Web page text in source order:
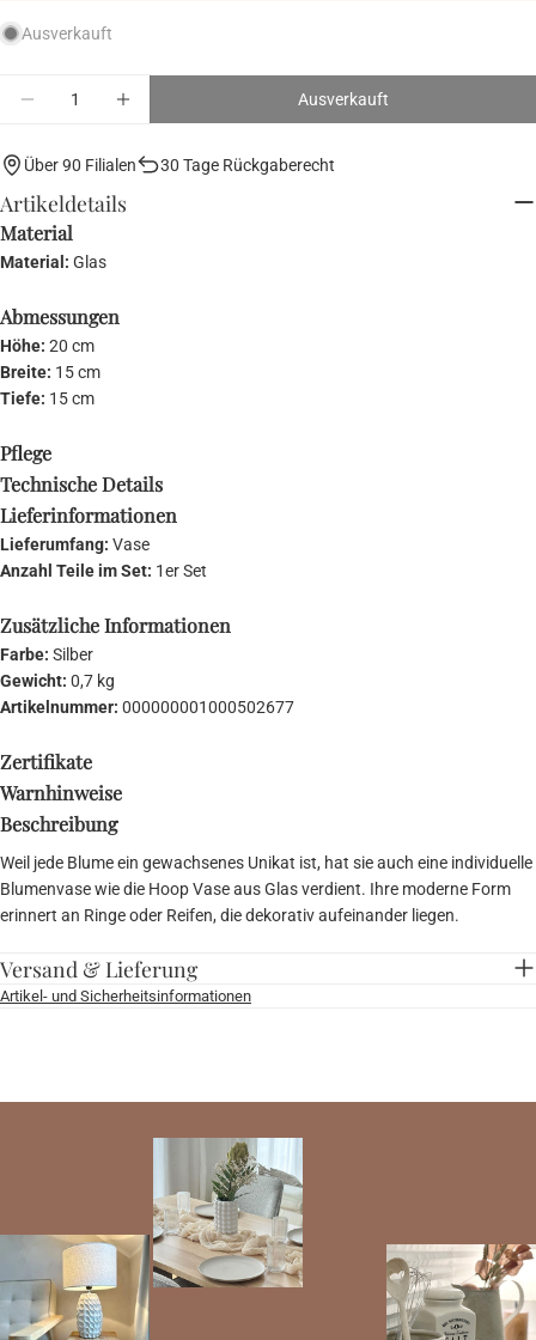
Ausverkauft
Ausverkauft
Über 90 Filialen 30 Tage Rückgaberecht
Artikeldetails
Material
Material: Glas
Abmessungen
Höhe: 20 cm
Breite: 15 cm
Tiefe: 15 cm
Pflege
Technische Details
Lieferinformationen
Lieferumfang: Vase
Anzahl Teile im Set: 1er Set
Zusätzliche Informationen
Farbe: Silber
Gewicht: 0,7 kg
Artikelnummer: 000000001000502677
Zertifikate
Warnhinweise
Beschreibung
Weil jede Blume ein gewachsenes Unikat ist, hat sie auch eine individuelle
Blumenvase wie die Hoop Vase aus Glas verdient. Ihre moderne Form
erinnert an Ringe oder Reifen, die dekorativ aufeinander liegen.
Versand & Lieferung
Artikel- und Sicherheitsinformationen